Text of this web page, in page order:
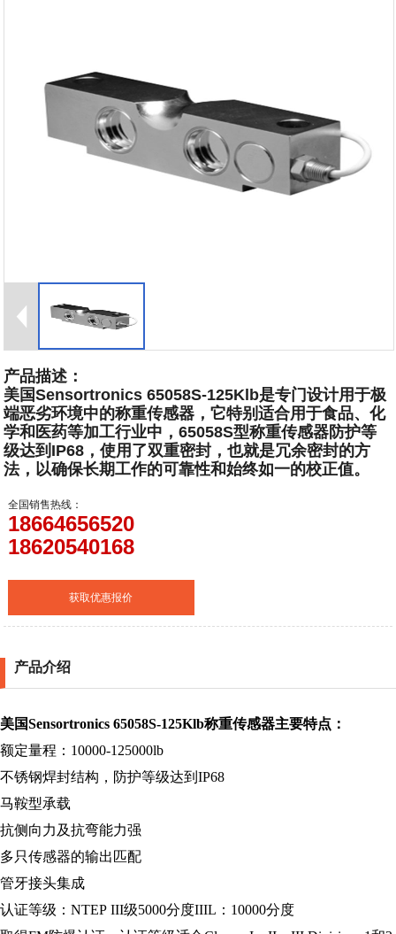
产品描述：
美国Sensortronics 65058S-125Klb是专门设计用于极
端恶劣环境中的称重传感器，它特别适合用于食品、化
学和医药等加工行业中，65058S型称重传感器防护等
级达到IP68，使用了双重密封，也就是冗余密封的方
法，以确保长期工作的可靠性和始终如一的校正值。
全国销售热线：
18664656520
18620540168
获取优惠报价
产品介绍
美国Sensortronics 65058S-125Klb称重传感器主要特点：
额定量程： 10000-125000lb
不锈钢焊封结构， 防护等级达到 IP68
马鞍型承载
抗侧向力及抗弯能力强
多只传感器的输出匹配
管牙接头集成
认证等级： NTEP III级5000分度IIIL ： 10000分度